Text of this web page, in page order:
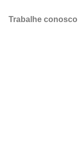
Trabalhe conosco